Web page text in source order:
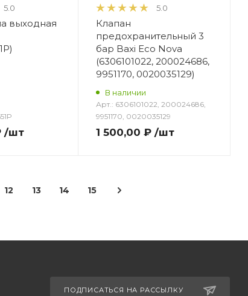
5.0
выходная
/шт
5.0
Клапан
предохранительный 3
бар Baxi Eco Nova
(6306101022, 200024686,
9951170, 0020035129)
В наличии
Арт.: 6306101022, 200024686,
9951170, 0020035129
1 500,00 ₽/шт
12 13 14 15
ПОДПИСАТЬСЯ НА РАССЫЛКУ